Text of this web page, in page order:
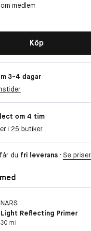
medlem
Köp
3-4 dagar
om 4 tim
i 25 butiker
du fri leverans· Se priser
NARS
Light Reflecting Primer
30 ml